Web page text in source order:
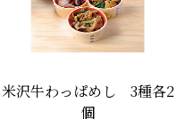
米沢牛わっぱめし 3種各2
個